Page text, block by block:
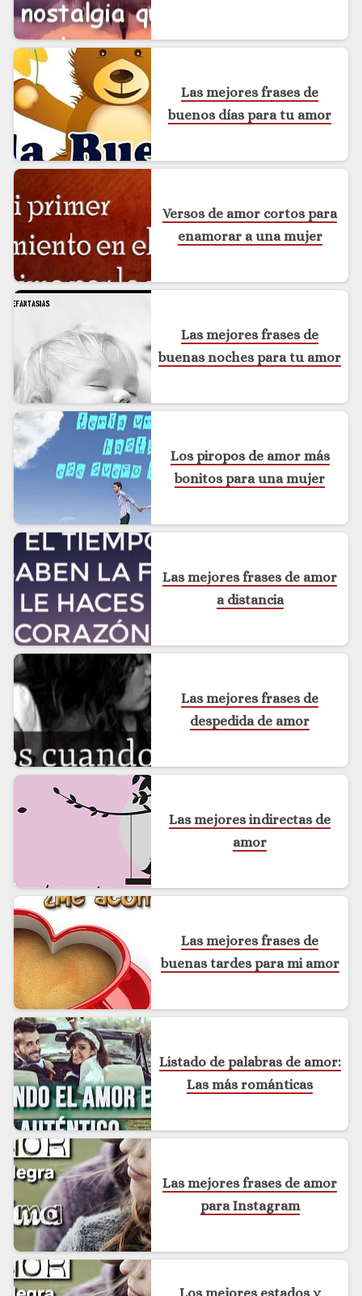
Las mejores frases de
buenos días para tu amor
Versos de amor cortos para
enamorar a una mujer
Las mejores frases de
buenas noches para tu amor
Los piropos de amor más
bonitos para una mujer
Las mejores frases de amor
a distancia
Las mejores frases de
despedida de amor
Las mejores indirectas de
amor
Las mejores frases de
buenas tardes para mi amor
Listado de palabras de amor:
Las más románticas
Las mejores frases de amor
para Instagram